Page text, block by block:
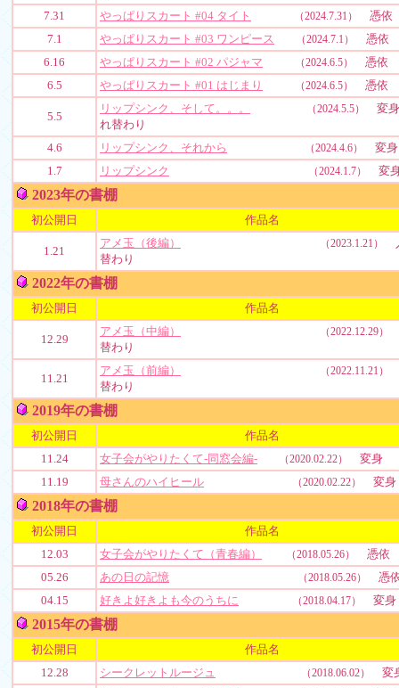
7.31
やっぱりスカート #04 タイト （2024.7.31）
憑依
7.1
やっぱりスカート #03 ワンピース （2024.7.1）
憑依
6.16
やっぱりスカート #02 パジャマ （2024.6.5）
憑依
6.5
やっぱりスカート #01 はじまり （2024.6.5） 憑依
5.5
リップシンク、そして。。。 （2024.5.5）
変
れ替わり
4.6
リップシンク、それから （2024.4.6）
変身
1.7
リップシンク （2024.1.7） 変
2023年の書棚
初公開日 作品名
1.21
アメ玉（後編） （2023.1.21）
替わり
2022年の書棚
初公開日 作品名
12.29
アメ玉（中編） （2022.12.29）
替わり
11.21
アメ玉（前編） （2022.11.21）
替わり
2019年の書棚
初公開日
作品名
11.24
女子会がやりたくて-同窓会編- （2020.02.22）
変身
11.19
母さんのハイヒール （2020.02.22） 変身
2018年の書棚
初公開日
作品名
12.03
女子会がやりたくて（青春編） （2018.05.26）
憑依
05.26
あの日の記憶 （2018.05.26）
憑
04.15
好きよ好きよも今のうちに （2018.04.17） 変身
2015年の書棚
初公開日
作品名
12.28
シークレットルージュ （2018.06.02） 変